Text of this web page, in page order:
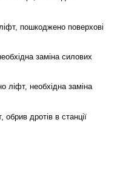
пошкоджено поверхові
заміна силових
ліфт, необхідна заміна
дротів в станції